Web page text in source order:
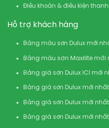
Điều khoản & điều kiện
Hỗ trợ khách hàng
Bảng màu sơn Dulux mới
Bảng màu sơn Maxilite mới
Bảng giá sơn Dulux ICI mới
Bảng giá sơn Dulux mới nhất
Bảng giá sơn Dulux mới nhất
Bảng giá sơn Dulux mới nhất